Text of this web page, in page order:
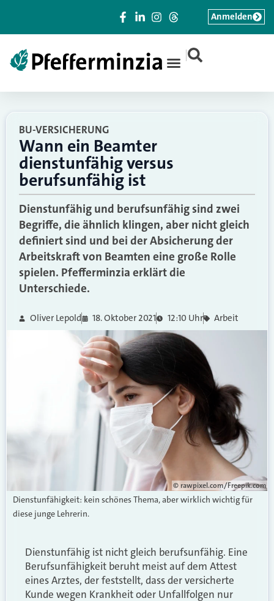
|
Anmelden
BU-VERSICHERUNG
Wann ein Beamter
dienstunfähig versus
berufsunfähig ist
Dienstunfähig und berufsunfähig sind zwei
Begriffe, die ähnlich klingen, aber nicht gleich
definiert sind und bei der Absicherung der
Arbeitskraft von Beamten eine große Rolle
spielen. Pfefferminzia erklärt die
Unterschiede.
Oliver Lepold 18. Oktober 2021 12:10 Uhr Arbeit
© rawpixel.com / Freepik.com
Dienstunfähigkeit: kein schönes Thema, aber wirklich wichtig für
diese junge Lehrerin.
Dienstunfähig ist nicht gleich berufsunfähig. Eine
Berufsunfähigkeit beruht meist auf dem Attest
eines Arztes, der feststellt, dass der versicherte
Kunde wegen Krankheit oder Unfallfolgen nur